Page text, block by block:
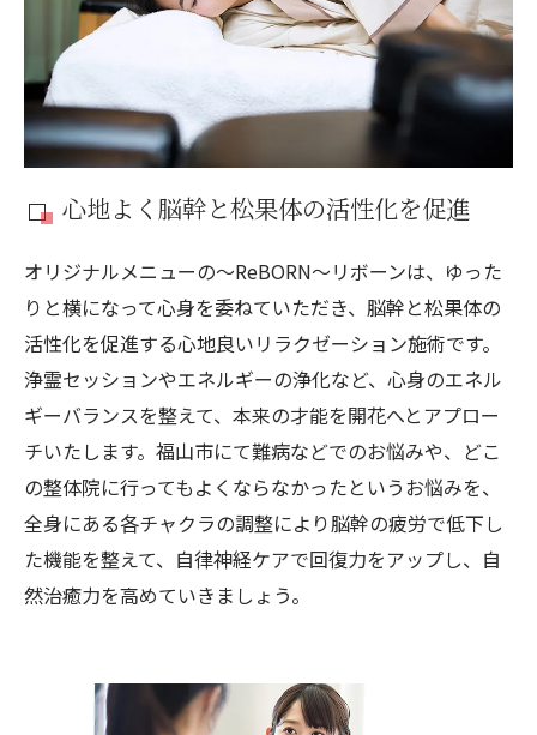
心地よく脳幹と松果体の活性化を促進
オリジナルメニューの〜ReBORN〜リボーンは、ゆった
りと横になって心身を委ねていただき、脳幹と松果体の
活性化を促進する心地良いリラクゼーション施術です。
浄霊セッションやエネルギーの浄化など、心身のエネル
ギーバランスを整えて、本来の才能を開花へとアプロー
チいたします。福山市にて難病などでのお悩みや、どこ
の整体院に行ってもよくならなかったというお悩みを、
全身にある各チャクラの調整により脳幹の疲労で低下し
た機能を整えて、自律神経ケアで回復力をアップし、自
然治癒力を高めていきましょう。